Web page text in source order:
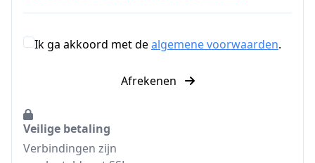
Ik ga akkoord met dealgemene voorwaarden.
Afrekenen
Veilige betaling
Verbindingen zijn